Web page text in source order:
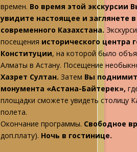
времен. Во время этой экскурсии
увидите настоящее и заглянете
современного Казахстана.
посещения исторического центра
Конституции, на которой было
Алматы в Астану. Посещение
Хазрет Султан. Затем Вы
монумента «Астана-Байтерек»,
площадки сможете увидеть столицу
полета.
Окончание программы. Свободное
доп.плату). Ночь в гостинице.